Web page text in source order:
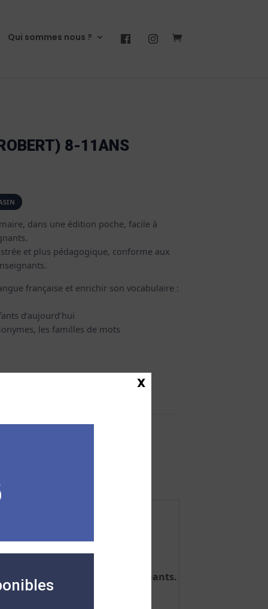
Qui sommes nous ?
8-11ANS
dans une édition poche, facile à
et plus pédagogique, conforme aux
française et enrichir son vocabulaire :
d’aujourd’hui
les familles de mots
par les enseignants.
recommandée par les enseignants.
X